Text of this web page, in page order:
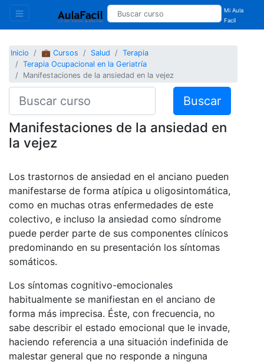
Mi Aula
Facil
Inicio 💼 Cursos Salud
Terapia
Terapia Ocupacional en la Geriatría
Manifestaciones de la ansiedad en la vejez
Buscar
Manifestaciones de la ansiedad en
la vejez
Los trastornos de ansiedad en el anciano pueden
manifestarse de forma atípica u oligosintomática,
como en muchas otras enfermedades de este
colectivo, e incluso la ansiedad como síndrome
puede perder parte de sus componentes clínicos
predominando en su presentación los síntomas
somáticos.
Los síntomas cognitivo-emocionales
habitualmente se manifiestan en el anciano de
forma más imprecisa. Éste, con frecuencia, no
sabe describir el estado emocional que le invade,
haciendo referencia a una situación indefinida de
malestar general que no responde a ninguna